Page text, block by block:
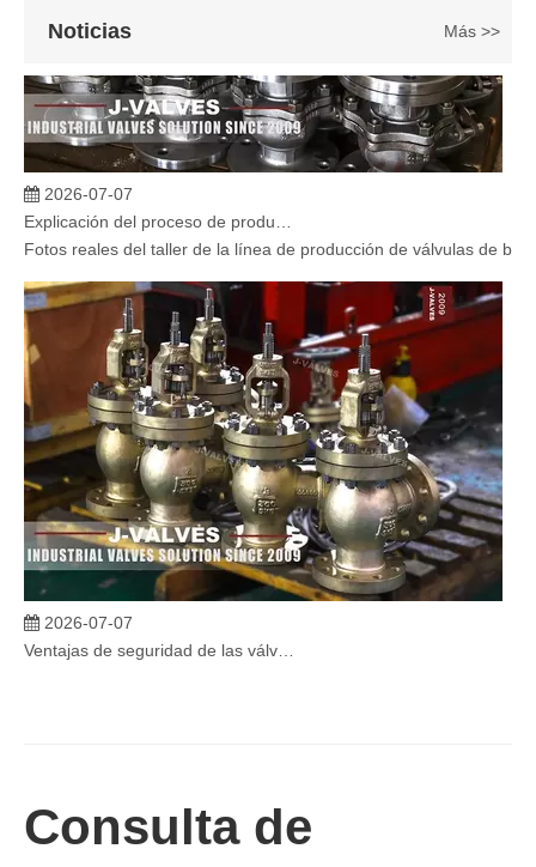
Noticias Más >>
Fotos reales del taller de la línea de producción de válvulas de
En sistemas industriales críticos, la confiabilidad de las válvulas
Consulta de